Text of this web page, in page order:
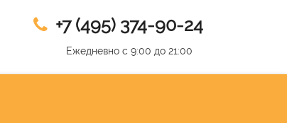
+7 (495) 374-90-24
Ежедневно с 9:00 до 21:00